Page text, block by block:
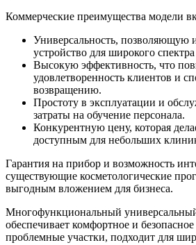
Коммерческие преимущества модели
Универсальность, позволяющую
устройство для широкого
Высокую эффективность, что
удовлетворенность клиентов и
возвращению.
Простоту в эксплуатации и
затраты на обучение персонала.
Конкурентную цену, которая
доступным для небольших
Гарантия на прибор и возможность
существующие косметологические
выгодным вложением для бизнеса.
Многофункциональный
обеспечивает комфортное и
проблемные участки, подходит для